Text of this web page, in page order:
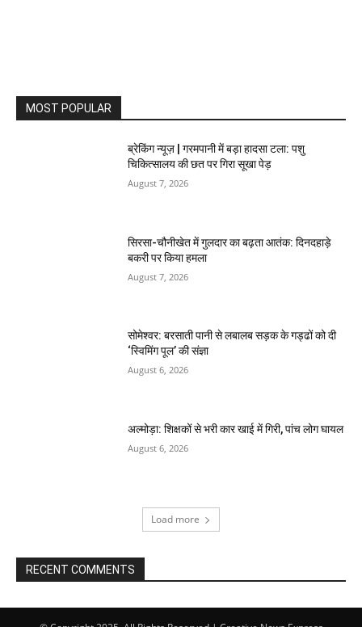
MOST POPULAR
ब्रेकिंग न्यूज़ | गरमपानी में बड़ा हादसा टला: पशु
चिकित्सालय की छत पर गिरा सूखा पेड़
August 7, 2026
सिरसा-चौनीखेत में गुलदार का बढ़ता आतंक: दिनदहाड़े
बकरी पर किया हमला
August 7, 2026
सोमेश्वर: बरसाती पानी से लबालब सड़क के गड्ढों को दी
‘स्विमिंग पूल’ की संज्ञा
August 6, 2026
अल्मोड़ा: शिक्षकों से भरी कार खाई में गिरी, पांच लोग घायल
August 6, 2026
Load more
RECENT COMMENTS